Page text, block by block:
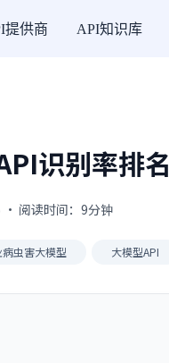
提供商 API知识库
识别率排名
阅读时间：9分钟
虫害大模型 大模型API